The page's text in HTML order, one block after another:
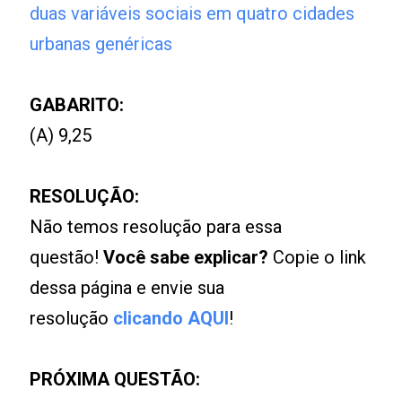
duas variáveis sociais em quatro cidades
urbanas genéricas
GABARITO:
(A) 9,25
RESOLUÇÃO:
Não temos resolução para essa
questão!Você sabe explicar? Copie o link
dessa página e envie sua
resolução clicando AQUI!
PRÓXIMA QUESTÃO: